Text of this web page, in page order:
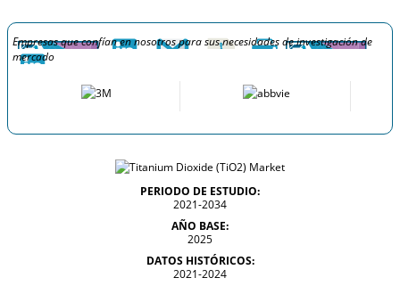
Empresas que confían en nosotros para sus necesidades de investigación de
mercado
PERIODO DE ESTUDIO:
2021-2034
AÑO BASE:
2025
DATOS HISTÓRICOS:
2021-2024